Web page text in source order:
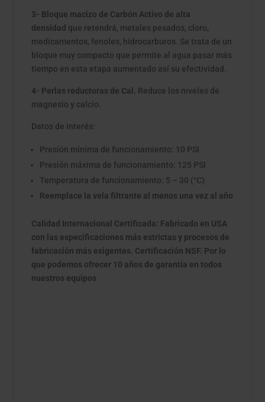
3- Bloque macizo de Carbón Activo de alta
densidad que retendrá, metales pesados, cloro,
medicamentos, fenoles, hidrocarburos. Se trata de un
bloque muy compacto que permite al agua pasar más
tiempo en esta etapa aumentado así su efectividad.
4- Perlas reductoras de Cal. Reduce los niveles de
magnesio y calcio.
Datos de interés:
Presión mínima de funcionamiento: 10 PSI
Presión máxima de funcionamiento: 125 PSI
Temperatura de funcionamiento: 5 – 30 (°C)
Reemplace la vela filtrante al menos una vez al año
Calidad Internacional Certificada: Fabricado en USA
con las especificaciones más estrictas y procesos de
fabricación más exigentes. Certificación NSF. Por lo
que podemos ofrecer 10 años de garantía en todos
nuestros equipos